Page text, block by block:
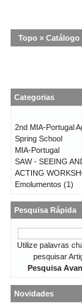
Topo » Catálogo
Categorias
2nd MIA-Portugal
Spring School
MIA-Portugal
SAW - SEEING
ACTING
Emolumentos (1)
Pesquisa Rápida
Utilize palavras
pesquisar
Pesquisa
Novidades